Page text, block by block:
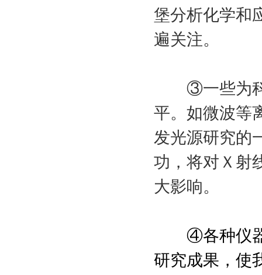
堡分析化学和
遍关注。
③一些为科
平。如微波等
发光源研究的
功，将对Ｘ射
大影响。
④各种仪器
研究成果，使